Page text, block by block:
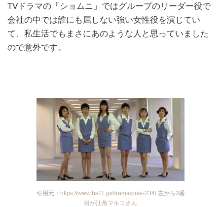
TVドラマの「ショムニ」ではグループのリーダー役で
会社の中では誰にも屈しない強い女性役を演じてい
て、私生活でもまさにあのような人と思っていました
ので意外です。
引用元：https://www.bs11.jp/drama/post-234/ 左から3番
目が江角マキコさん